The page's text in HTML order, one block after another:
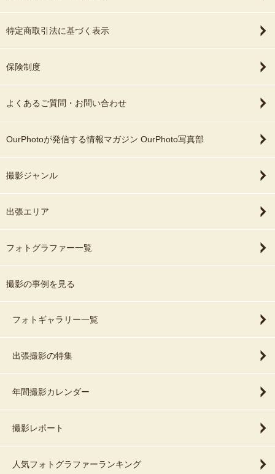
特定商取引法に基づく表示
保険制度
よくあるご質問・お問い合わせ
OurPhotoが発信する情報マガジン OurPhoto写真部
撮影ジャンル
出張エリア
フォトグラファー一覧
撮影の事例を見る
フォトギャラリー一覧
出張撮影の特集
年間撮影カレンダー
撮影レポート
人気フォトグラファーランキング